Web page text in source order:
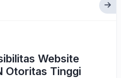
Website
Otoritas Tinggi